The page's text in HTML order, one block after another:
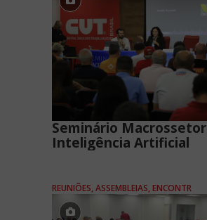
Seminário Macrossetor
Inteligência Artificial
REUNIÕES, ASSEMBLEIAS, ENCONTR